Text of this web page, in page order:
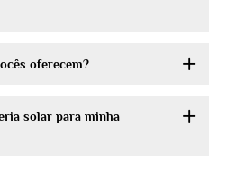
oferecem?
solar para minha